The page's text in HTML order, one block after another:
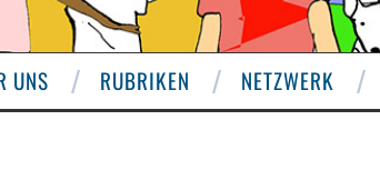
UNS RUBRIKEN NETZWERK